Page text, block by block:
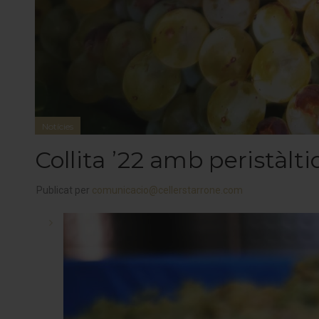
Notícies
Collita ’22 amb
Publicat per comunicacio@cellerstarrone.com